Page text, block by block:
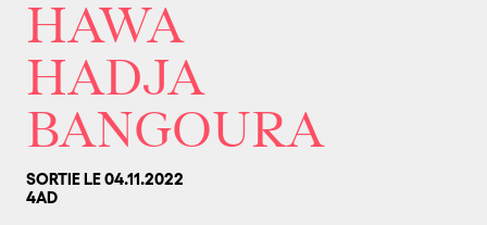
HAWA
HADJA
BANGOURA
SORTIE LE 04.11.2022
4AD